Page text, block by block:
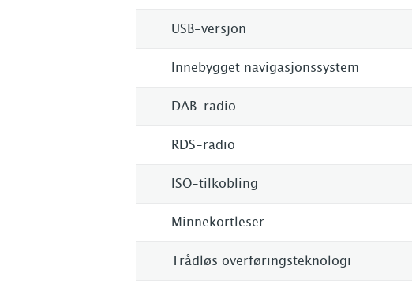
USB-versjon
Innebygget navigasjonssystem
DAB-radio
RDS-radio
ISO-tilkobling
Minnekortleser
Trådløs overføringsteknologi